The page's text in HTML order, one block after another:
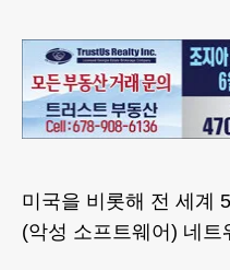
미국을 비롯해 전 세계
(악성 소프트웨어) 네